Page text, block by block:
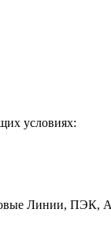
условиях:
Линии, ПЭК,